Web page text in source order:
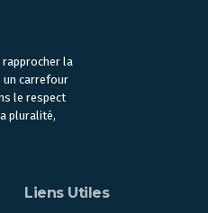
rapprocher la
un carrefour
le respect
pluralité,
Liens Utiles